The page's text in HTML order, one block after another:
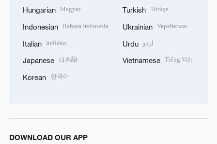
Hungarian Magyar
Indonesian Bahasa Indonesia
Italian Italiano
Japanese 日本語
Korean 한국어
Turkish Türkçe
Ukrainian Українська
Urdu اردو
Vietnamese Tiếng Việt
DOWNLOAD OUR APP